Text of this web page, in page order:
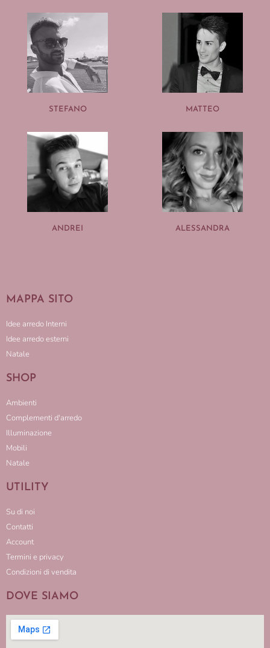
STEFANO MATTEO
ANDREI ALESSANDRA
MAPPA SITO
Idee arredo Interni
Idee arredo esterni
Natale
SHOP
Ambienti
Complementi d'arredo
Illuminazione
Mobili
Natale
UTILITY
Su di noi
Contatti
Account
Termini e privacy
Condizioni di vendita
DOVE SIAMO